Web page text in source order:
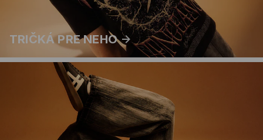
TRIČKÁ PRE NEHO